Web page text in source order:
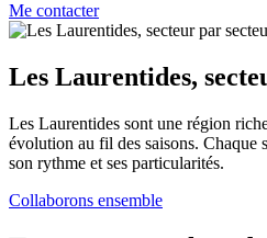
Me contacter
Les Laurentides,
Les Laurentides sont une région
évolution au fil des saisons. Chaque
son rythme et ses particularités.
Collaborons ensemble